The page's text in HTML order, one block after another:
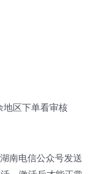
地区下单看审核
南电信公众号发送